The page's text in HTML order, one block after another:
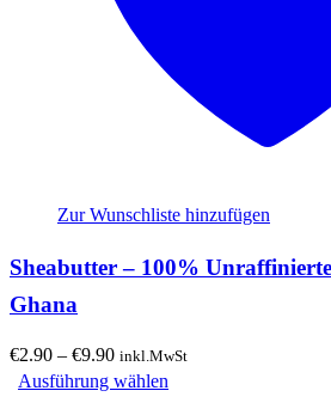
Zur Wunschliste hinzufügen
Sheabutter – 100%
Ghana
€2.90 – €9.90Preisspanne:
€2.90
bis
inkl.MwSt
Ausführung wählen